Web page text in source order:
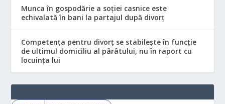
Munca în gospodărie a soției casnice este
echivalată în bani la partajul după divorț
Competența pentru divorț se stabilește în funcție
de ultimul domiciliu al pârâtului, nu în raport cu
locuinţa lui